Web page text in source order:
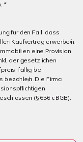
*
für den Fall, dass
Kaufvertrag erwerbe/n,
eine Provision
der gesetzlichen
fällig bei
bezahle/n. Die Firma
(§ 656 c BGB).